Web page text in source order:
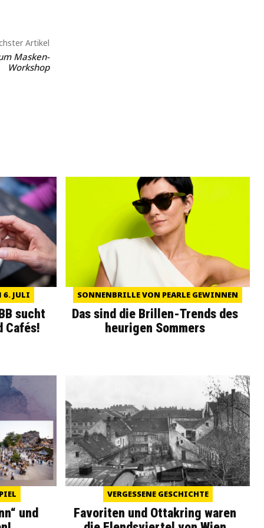
Artikel
Masken-
Workshop
6. JULI
sucht
Cafés!
SONNENBRILLE VON PEARLE GEWINNEN
Das sind die Brillen-Trends des
heurigen Sommers
und
VERGESSENE GESCHICHTE
Favoriten und Ottakring waren